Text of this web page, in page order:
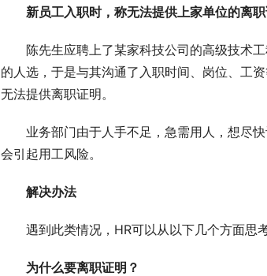
新员工入职时，称无法提供上家单位的离
陈先生应聘上了某家科技公司的高级技术
的人选，于是与其沟通了入职时间、岗位、工
无法提供离职证明。
业务部门由于人手不足，急需用人，想尽
会引起用工风险。
解决办法
遇到此类情况，HR可以从以下几个方面思
为什么要离职证明？